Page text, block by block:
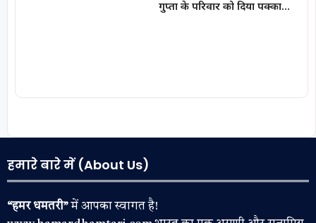
गुप्ता के परिवार को दिया पक्का
हमारे बारे में (About Us)
“हमर धमतरी”में आपका स्वागत है!